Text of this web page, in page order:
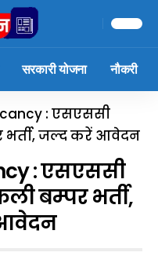
सरकारी योजना नौकरी
: एसएससी
भर्ती, जल्द करें आवेदन
: एसएससी
बम्पर भर्ती,